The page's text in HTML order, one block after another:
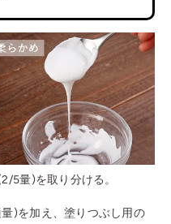
5量)を取り分ける。
)を加え、塗りつぶし用の